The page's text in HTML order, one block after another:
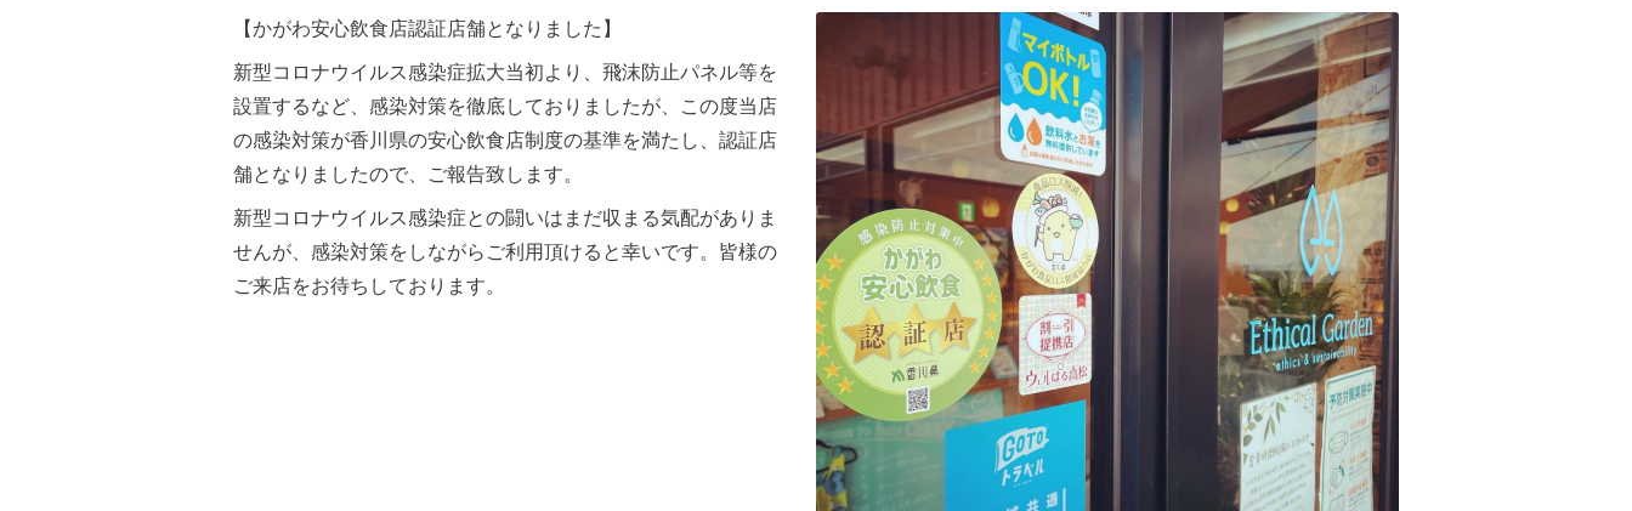
【かがわ安心飲食店認証店舗となりました】
新型コロナウイルス感染症拡大当初より、飛沫防止パネル等を
設置するなど、感染対策を徹底しておりましたが、この度当店
の感染対策が香川県の安心飲食店制度の基準を満たし、認証店
舗となりましたので、ご報告致します。
新型コロナウイルス感染症との闘いはまだ収まる気配がありま
せんが、感染対策をしながらご利用頂けると幸いです。皆様の
ご来店をお待ちしております。